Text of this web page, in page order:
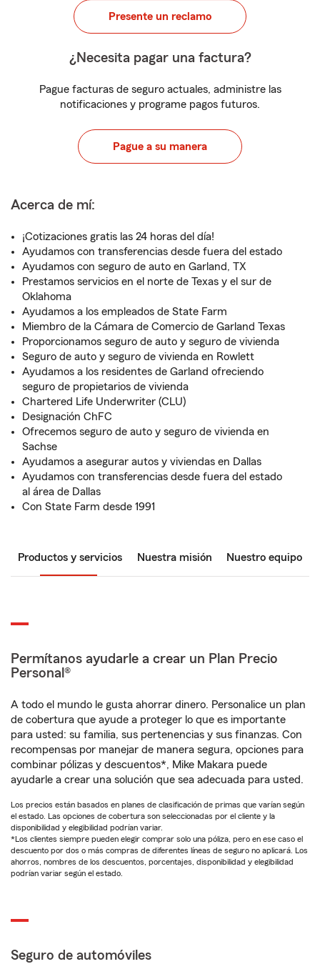
Presente un reclamo
¿Necesita pagar una factura?
Pague facturas de seguro actuales, administre las
notificaciones y programe pagos futuros.
Pague a su manera
Acerca de mí:
¡Cotizaciones gratis las 24 horas del día!
Ayudamos con transferencias desde fuera del estado
Ayudamos con seguro de auto en Garland, TX
Prestamos servicios en el norte de Texas y el sur de
Oklahoma
Ayudamos a los empleados de State Farm
Miembro de la Cámara de Comercio de Garland Texas
Proporcionamos seguro de auto y seguro de vivienda
Seguro de auto y seguro de vivienda en Rowlett
Ayudamos a los residentes de Garland ofreciendo
seguro de propietarios de vivienda
Chartered Life Underwriter (CLU)
Designación ChFC
Ofrecemos seguro de auto y seguro de vivienda en
Sachse
Ayudamos a asegurar autos y viviendas en Dallas
Ayudamos con transferencias desde fuera del estado
al área de Dallas
Con State Farm desde 1991
Productos y servicios Nuestra misión Nuestro equipo
Permítanos ayudarle a crear un Plan Precio
Personal®
A todo el mundo le gusta ahorrar dinero. Personalice un plan
de cobertura que ayude a proteger lo que es importante
para usted: su familia, sus pertenencias y sus finanzas. Con
recompensas por manejar de manera segura, opciones para
combinar pólizas y descuentos*, Mike Makara puede
ayudarle a crear una solución que sea adecuada para usted.
Los precios están basados en planes de clasificación de primas que varían según
el estado. Las opciones de cobertura son seleccionadas por el cliente y la
disponibilidad y elegibilidad podrían variar.
*Los clientes siempre pueden elegir comprar solo una póliza, pero en ese caso el
descuento por dos o más compras de diferentes líneas de seguro no aplicará. Los
ahorros, nombres de los descuentos, porcentajes, disponibilidad y elegibilidad
podrían variar según el estado.
Seguro de automóviles